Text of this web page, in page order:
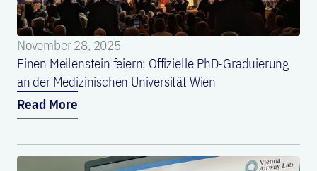
November 28, 2025
Einen Meilenstein feiern: Offizielle PhD-Graduierung
an der Medizinischen Universität Wien
Read More